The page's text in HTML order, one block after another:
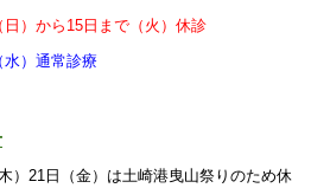
日）から15日まで（火）休診
水）通常診療
）21日（金）は土崎港曳山祭りのため休